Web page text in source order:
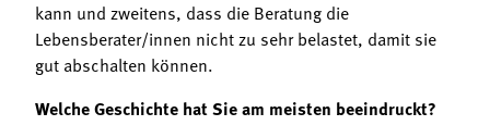
kann und zweitens, dass die Beratung die
Lebensberater/innen nicht zu sehr belastet, damit sie
gut abschalten können.
Welche Geschichte hat Sie am meisten beeindruckt?